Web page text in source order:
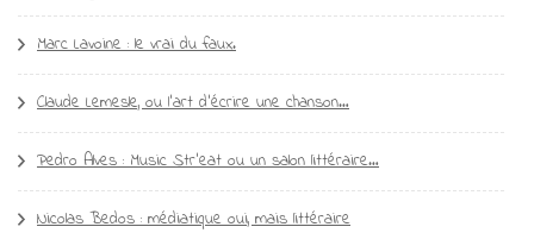
Marc Lavoine : le vrai du faux.
Claude Lemesle, ou l’art d’écrire une chanson…
Pedro Alves : Music Str’eat ou un salon littéraire…
Nicolas Bedos : médiatique oui, mais littéraire